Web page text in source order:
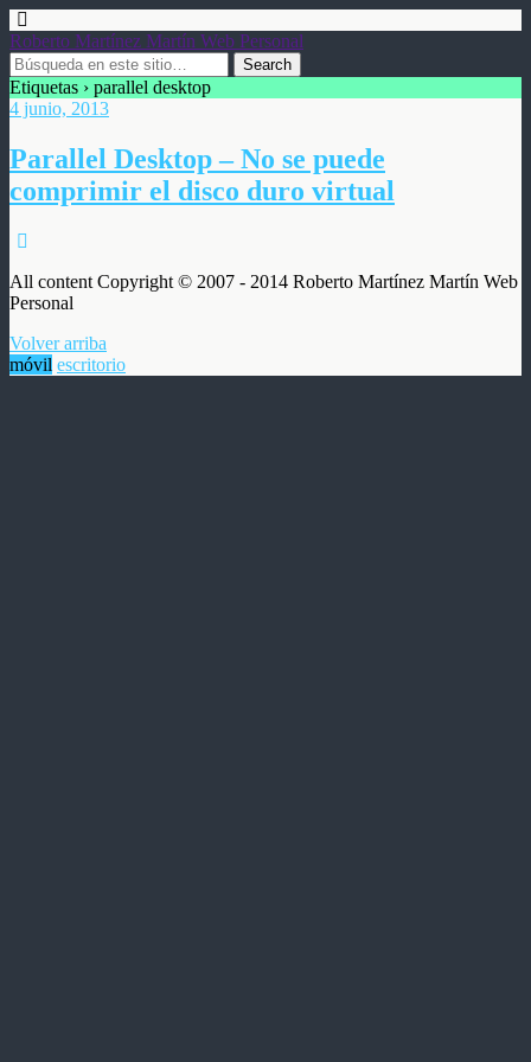
Roberto Martínez Martín Web Personal
Etiquetas › parallel desktop
4 junio, 2013
Parallel Desktop – No se puede
comprimir el disco duro virtual
All content Copyright © 2007 - 2014 Roberto Martínez Martín Web
Personal
Volver arriba
móvil escritorio